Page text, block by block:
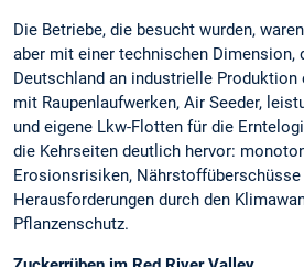
Die Betriebe, die besucht wurden,
aber mit einer technischen Dimension,
Deutschland an industrielle
mit Raupenlaufwerken, Air Seeder,
und eigene Lkw-Flotten für die
die Kehrseiten deutlich hervor:
Erosionsrisiken, Nährstoffüberschüsse
Herausforderungen durch den
Pflanzenschutz.